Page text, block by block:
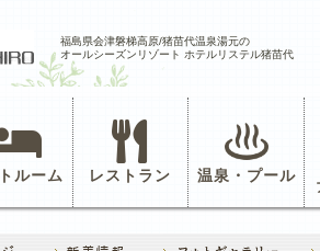
福島県会津磐梯高原/猪苗代温泉湯元の
オールシーズンリゾート ホテルリステル猪苗代
ルーム レストラン 温泉・プール